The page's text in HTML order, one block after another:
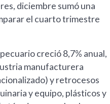
diciembre sumó una
el cuarto trimestre
creció 8,7% anual,
manufacturera
y retrocesos
y equipo, plásticos y